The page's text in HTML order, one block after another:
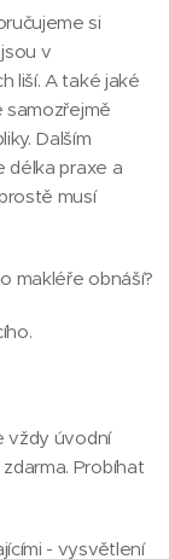
si
v
liší. A také jaké
samozřejmě
Dalším
délka praxe a
musí
makléře obnáší?
vždy úvodní
Probíhat
- vysvětlení